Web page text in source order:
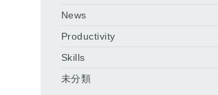
News
Productivity
Skills
未分類